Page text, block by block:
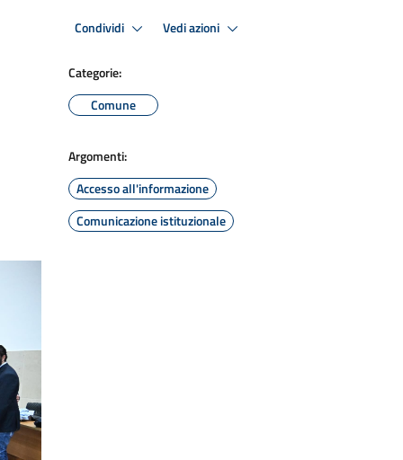
Condividi Vedi azioni
Categorie:
Comune
Argomenti:
Accesso all'informazione
Comunicazione istituzionale